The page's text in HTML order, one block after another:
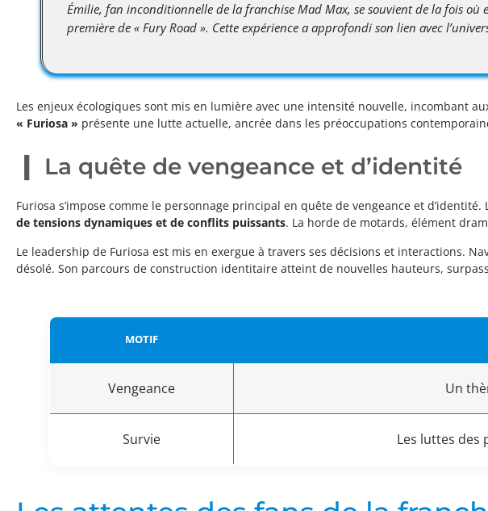
Émilie, fan inconditionnelle de la franchise Mad Max, se souvient de la fois
première de « Fury Road ». Cette expérience a approfondi son lien avec
Les enjeux écologiques sont mis en lumière avec une intensité nouvelle, incombant
« Furiosa » présente une lutte actuelle, ancrée dans les préoccupations
La quête de vengeance et d’identité
Furiosa s’impose comme le personnage principal en quête de vengeance et
de tensions dynamiques et de conflits puissants. La horde de motards, élément
Le leadership de Furiosa est mis en exergue à travers ses décisions et interactions.
désolé. Son parcours de construction identitaire atteint de nouvelles hauteurs,
MOTIF
Vengeance Un
Survie Les luttes des